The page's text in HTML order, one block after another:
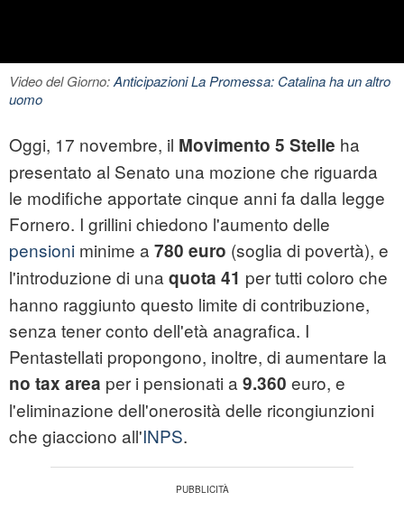
Video del Giorno:Anticipazioni La Promessa: Catalina ha un altro
uomo
Oggi, 17 novembre, il Movimento 5 Stelle ha
presentato al Senato una mozione che riguarda
le modifiche apportate cinque anni fa dalla legge
Fornero. I grillini chiedono l'aumento delle
pensioni minime a 780 euro (soglia di povertà), e
l'introduzione di una quota 41 per tutti coloro che
hanno raggiunto questo limite di contribuzione,
senza tener conto dell'età anagrafica. I
Pentastellati propongono, inoltre, di aumentare la
no tax area per i pensionati a 9.360 euro, e
l'eliminazione dell'onerosità delle ricongiunzioni
che giacciono all'INPS.